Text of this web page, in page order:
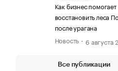
Как бизнес помогает
восстановить леса
после урагана
Новость
6 августа
Все публикации